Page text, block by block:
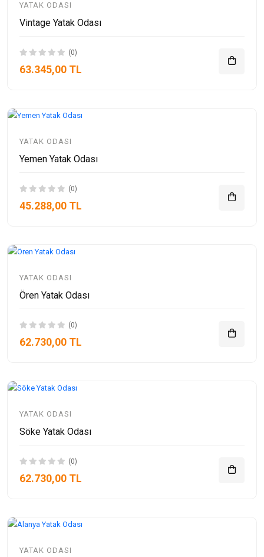
YATAK ODASI
Vintage Yatak Odası
(0)
63.345,00 TL
YATAK ODASI
Yemen Yatak Odası
(0)
45.288,00 TL
YATAK ODASI
Ören Yatak Odası
(0)
62.730,00 TL
YATAK ODASI
Söke Yatak Odası
(0)
62.730,00 TL
YATAK ODASI